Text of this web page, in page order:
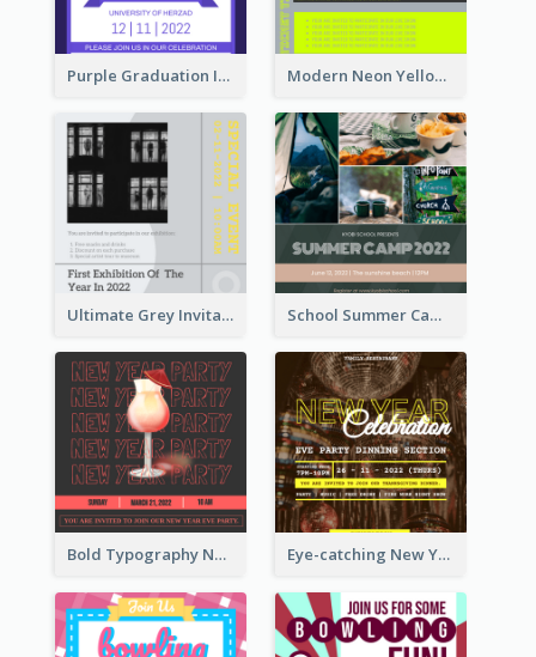
Purple Graduation Invitation Modern Neon Yellow Live Band Invitation Design Idea
Ultimate Grey Invitation Design Template School Summer Camp Invitation
Bold Typography New Year Party Invitation Design Eye-catching New Year Eve Dinner Invitation Design Ideas